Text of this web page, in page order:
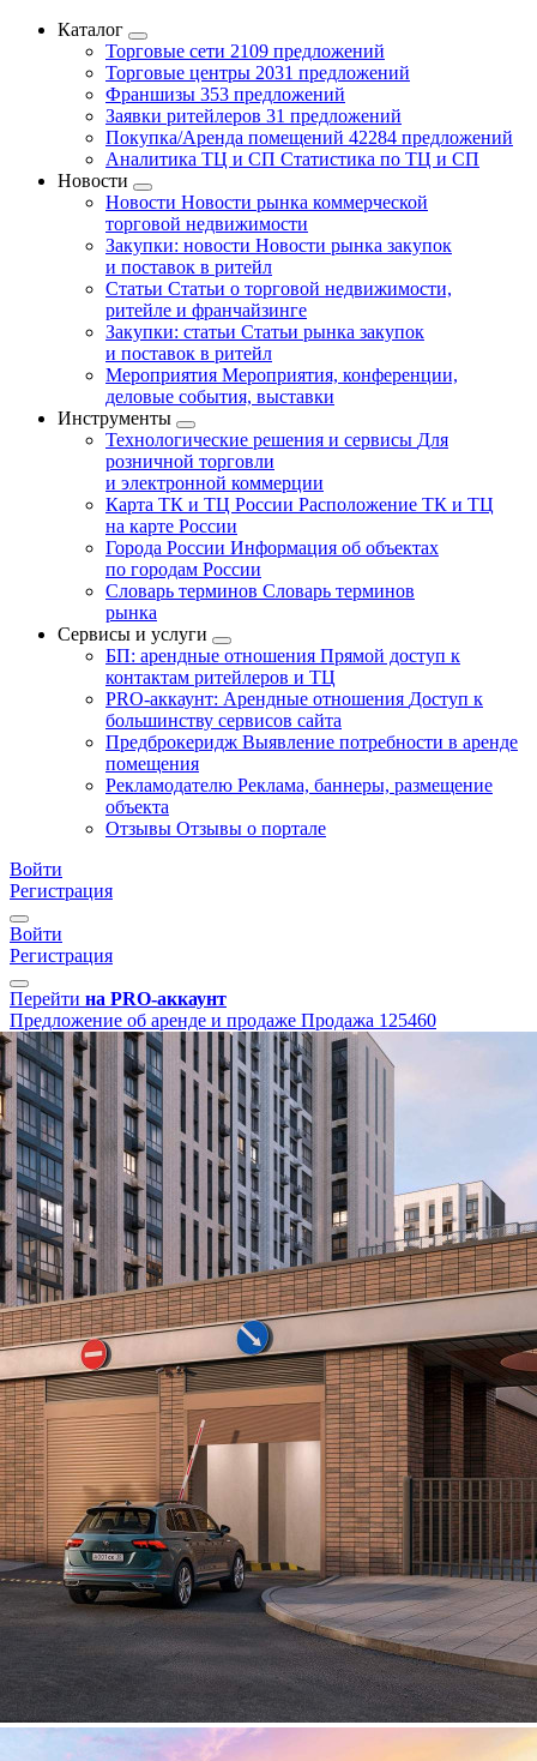
Каталог
Торговые сети 2109 предложений
Торговые центры 2031 предложений
Франшизы 353 предложений
Заявки ритейлеров 31 предложений
Покупка/Аренда помещений 42284 предложений
Аналитика ТЦ и СП Статистика по ТЦ и СП
Новости
Новости Новости рынка коммерческой
торговой недвижимости
Закупки: новости Новости рынка закупок
и поставок в ритейл
Статьи Статьи о торговой недвижимости,
ритейле и франчайзинге
Закупки: статьи Статьи рынка закупок
и поставок в ритейл
Мероприятия Мероприятия, конференции,
деловые события, выставки
Инструменты
Технологические решения и сервисы Для
розничной торговли
и электронной коммерции
Карта ТК и ТЦ России Расположение ТК и ТЦ
на карте России
Города России Информация об объектах
по городам России
Словарь терминов Словарь терминов
рынка
Сервисы и услуги
БП: арендные отношения Прямой доступ к
контактам ритейлеров и ТЦ
PRO-аккаунт: Арендные отношения Доступ к
большинству сервисов сайта
Предброкеридж Выявление потребности в аренде
помещения
Рекламодателю Реклама, баннеры, размещение
объекта
Отзывы Отзывы о портале
Войти
Регистрация
Войти
Регистрация
Перейти на PRO-аккаунт
Предложение об аренде и продаже Продажа 125460
Продажа